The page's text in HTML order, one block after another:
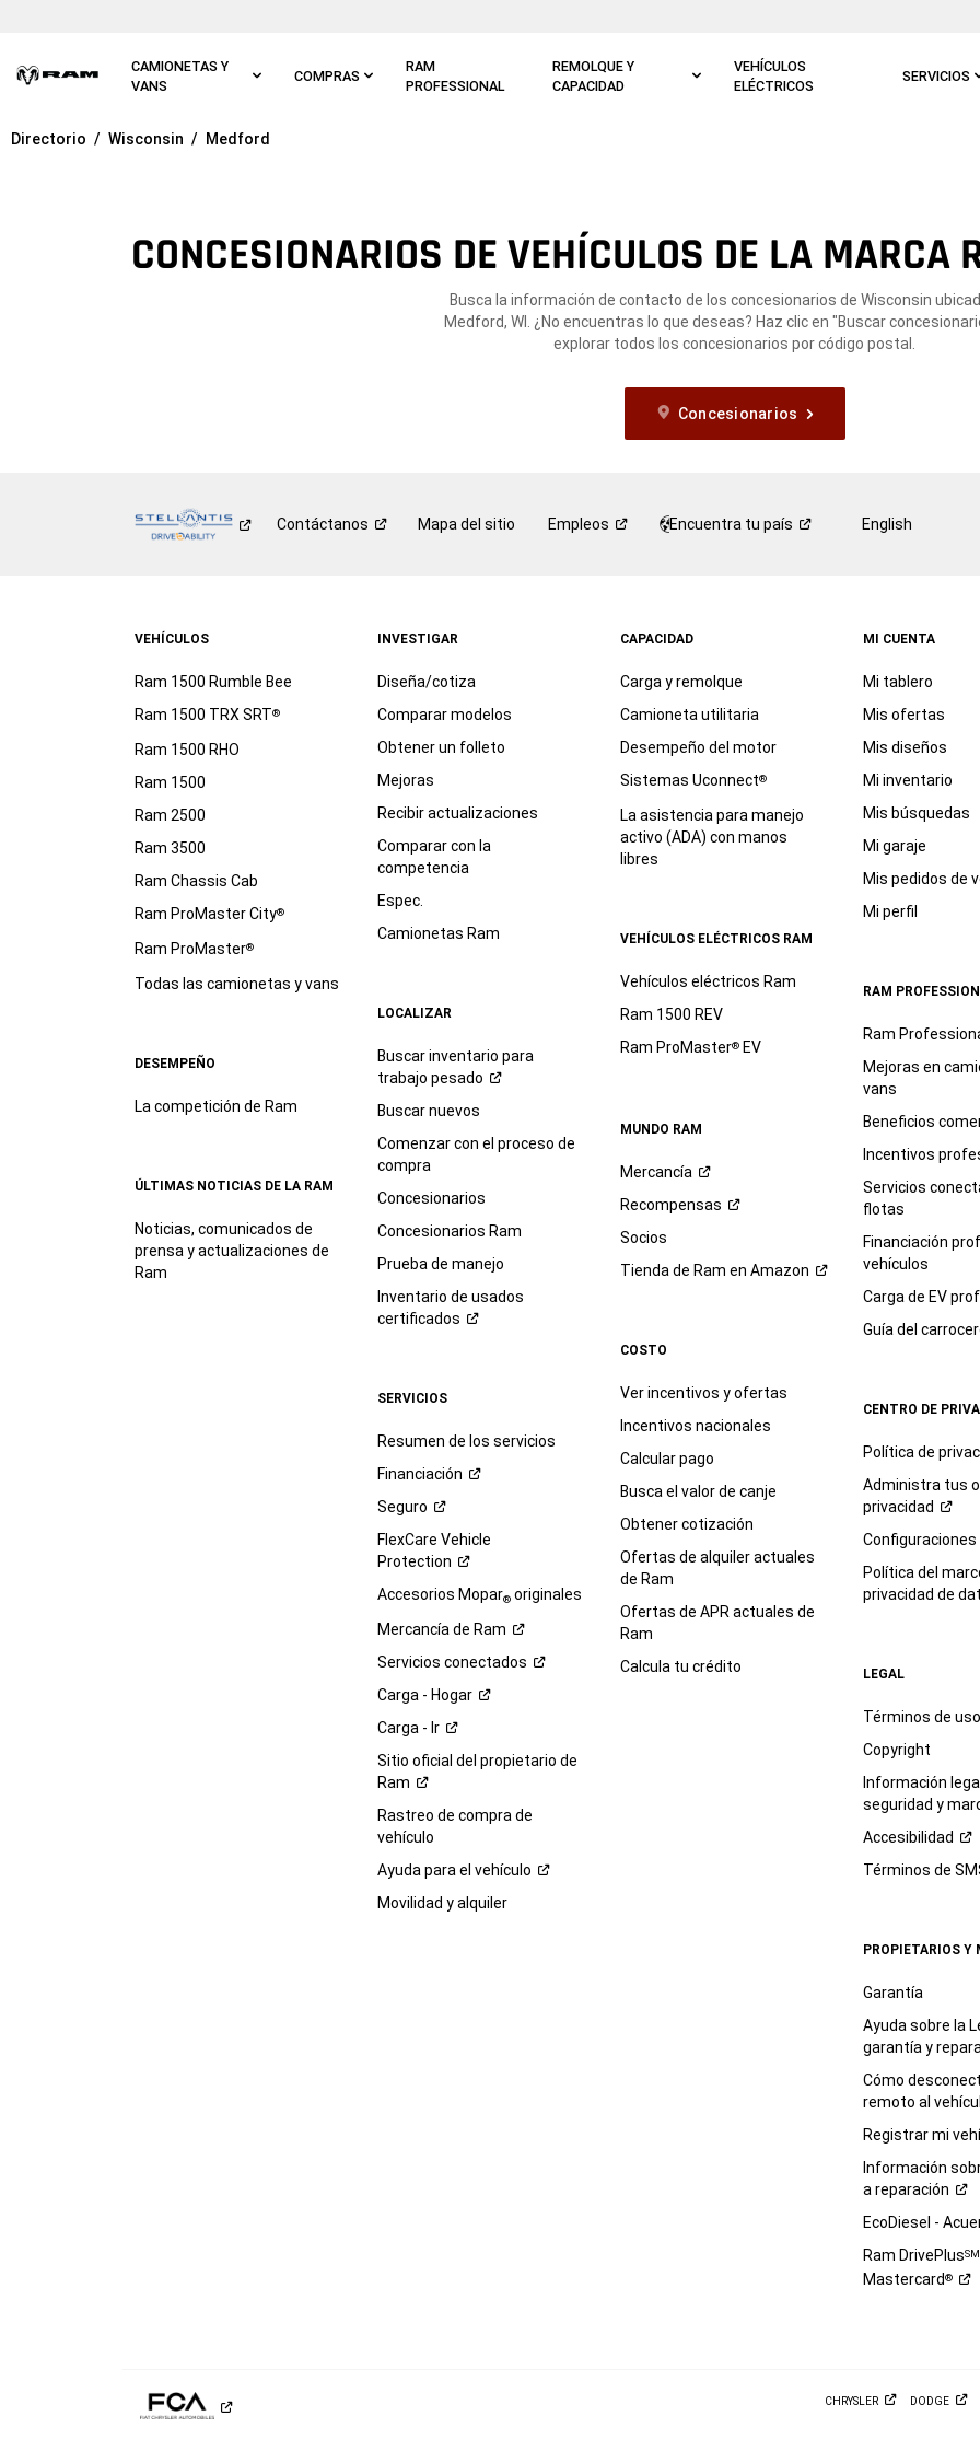
CAMIONETAS Y
VANS
COMPRAS
RAM
PROFESSIONAL
REMOLQUE Y
CAPACIDAD
VEHÍCULOS
ELÉCTRICOS
SERVICIOS
Ir a
Directorio Wisconsin Medford
CONCESIONARIOS DE VEHÍCULOS DE LA MARCA
Busca la información de contacto de los concesionarios de Wisconsin
Medford, WI. ¿No encuentras lo que deseas? Haz clic en "Buscar
explorar todos los concesionarios por código postal.
Concesionarios
Contáctanos Mapa del sitio Empleos Encuentra tu país English
VEHÍCULOS
Ram 1500 Rumble Bee
Ram 1500 TRX SRT®
Ram 1500 RHO
Ram 1500
Ram 2500
Ram 3500
Ram Chassis Cab
Ram ProMaster City®
Ram ProMaster®
Todas las camionetas y vans
DESEMPEÑO
La competición de Ram
ÚLTIMAS NOTICIAS DE LA RAM
Noticias, comunicados de
prensa y actualizaciones de
Ram
INVESTIGAR
Diseña/cotiza
Comparar modelos
Obtener un folleto
Mejoras
Recibir actualizaciones
Comparar con la
competencia
Espec.
Camionetas Ram
LOCALIZAR
Buscar inventario para
trabajo pesado
Buscar nuevos
Comenzar con el proceso de
compra
Concesionarios
Concesionarios Ram
Prueba de manejo
Inventario de usados
certificados
SERVICIOS
Resumen de los servicios
Financiación
Seguro
FlexCare Vehicle
Protection
Accesorios Mopar®originales
Mercancía de Ram
Servicios conectados
Carga - Hogar
Carga - Ir
Sitio oficial del propietario de
Ram
Rastreo de compra de
vehículo
Ayuda para el vehículo
Movilidad y alquiler
CAPACIDAD
Carga y remolque
Camioneta utilitaria
Desempeño del motor
Sistemas Uconnect®
La asistencia para manejo
activo (ADA) con manos
libres
VEHÍCULOS ELÉCTRICOS RAM
Vehículos eléctricos Ram
Ram 1500 REV
Ram ProMaster®EV
MUNDO RAM
Mercancía
Recompensas
Socios
Tienda de Ram en Amazon
COSTO
Ver incentivos y ofertas
Incentivos nacionales
Calcular pago
Busca el valor de canje
Obtener cotización
Ofertas de alquiler actuales
de Ram
Ofertas de APR actuales de
Ram
Calcula tu crédito
MI CUENTA
Mi tablero
Mis ofertas
Mis diseños
Mi inventario
Mis búsquedas
Mi garaje
Mis pedidos de
Mi perfil
RAM
Ram
Mejoras en
vans
Beneficios
Incentivos
Servicios
flotas
Financiación
vehículos
Carga de EV
Guía del
CENTRO DE
Política de
Administra tus
privacidad
Configuraciones
Política del
privacidad de
LEGAL
Términos de uso
Copyright
Información
seguridad y
Accesibilidad
Términos de
PROPIETARIOS Y
Garantía
Ayuda sobre la
garantía y
Cómo
remoto al
Registrar mi
Información
areparación
EcoDiesel -
Ram DrivePlusSM
Mastercard®
CHRYSLER DODGE